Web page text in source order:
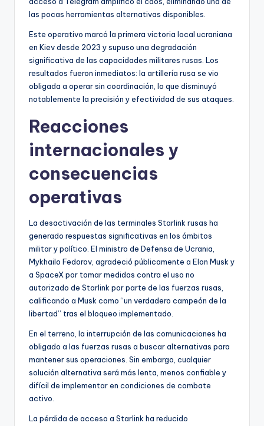
las pocas herramientas alternativas disponibles.
Este operativo marcó la primera victoria local ucraniana
en Kiev desde 2023 y supuso una degradación
significativa de las capacidades militares rusas. Los
resultados fueron inmediatos: la artillería rusa se vio
obligada a operar sin coordinación, lo que disminuyó
notablemente la precisión y efectividad de sus ataques.
Reacciones
internacionales y
consecuencias
operativas
La desactivación de las terminales Starlink rusas ha
generado respuestas significativas en los ámbitos
militar y político. El ministro de Defensa de Ucrania,
Mykhailo Fedorov, agradeció públicamente a Elon Musk y
a SpaceX por tomar medidas contra el uso no
autorizado de Starlink por parte de las fuerzas rusas,
calificando a Musk como “un verdadero campeón de la
libertad” tras el bloqueo implementado.
En el terreno, la interrupción de las comunicaciones ha
obligado a las fuerzas rusas a buscar alternativas para
mantener sus operaciones. Sin embargo, cualquier
solución alternativa será más lenta, menos confiable y
difícil de implementar en condiciones de combate
activo.
La pérdida de acceso a Starlink ha reducido